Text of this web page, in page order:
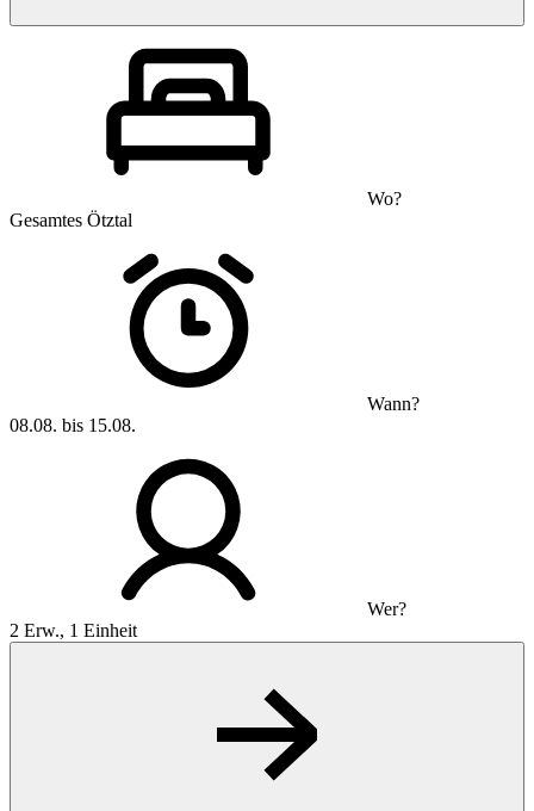
Wo?
Gesamtes Ötztal
Wann?
08.08. bis 15.08.
Wer?
2 Erw., 1 Einheit